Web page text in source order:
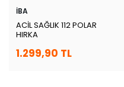
İBA
ACİL SAĞLIK 112 POLAR
HIRKA
1.299,90 TL